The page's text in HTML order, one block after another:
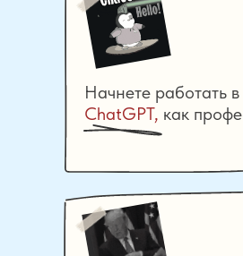
Начнете работать в
СhatGPT, как